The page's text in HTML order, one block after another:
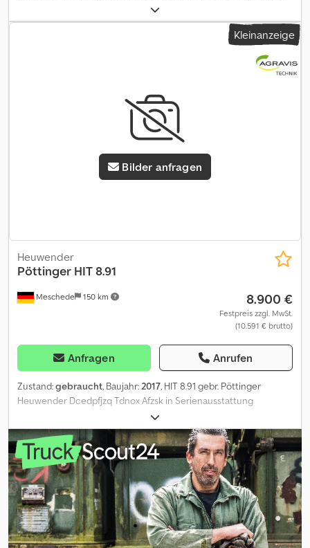
Afzock Gelenkwelle Hydraulische Klappung
Auflagedruckentlastung mechanisch
Kleinanzeige
Bilder anfragen
Meschede 150 km
Heuwender
Pöttinger HIT 8.91
8.900 €
Festpreis zzgl. MwSt.
(10.591 € brutto)
Anfragen Anrufen
Zustand:gebraucht, Baujahr:2017, HIT 8.91 gebr. Pöttinger
Heuwender Dcedpfjzq Tdnox Afzsk in Serienausstattung
Klappvorrichtung Hydraulisch Randstreueinrichtung
meschanisch